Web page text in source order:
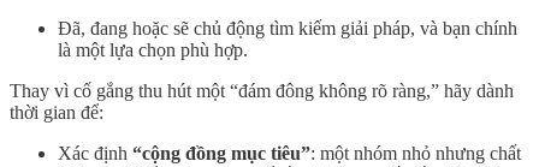
Đã, đang hoặc sẽ chủ động tìm kiếm giải pháp, và bạn chính
là một lựa chọn phù hợp.
Thay vì cố gắng thu hút một “đám đông không rõ ràng,” hãy dành
thời gian để:
Xác định “cộng đồng mục tiêu”: một nhóm nhỏ nhưng chất